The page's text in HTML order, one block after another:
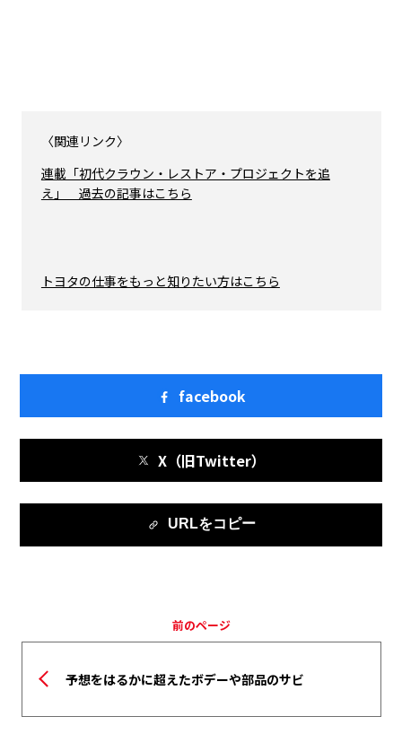
〈関連リンク〉
連載「初代クラウン・レストア・プロジェクトを追
え」 過去の記事はこちら
トヨタの仕事をもっと知りたい方はこちら
facebook
X（旧Twitter）
URLをコピー
前のページ
予想をはるかに超えたボデーや部品のサビ